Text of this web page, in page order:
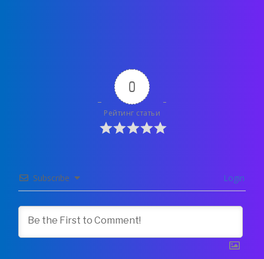
0
Рейтинг статьи
Subscribe Login